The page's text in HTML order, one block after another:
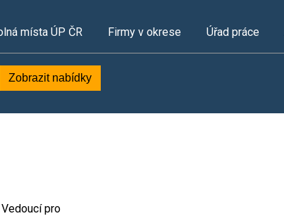
místa ÚP ČR Firmy v okrese Úřad práce
Zobrazit nabídky
pro